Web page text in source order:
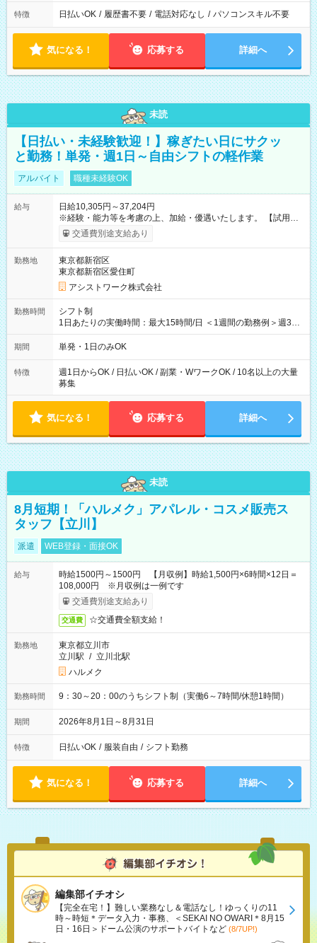
特徴 日払いOK / 履歴書不要 / 電話対応なし / パソコンスキル不要
気になる！ 応募する 詳細へ
未読
【日払い・未経験歓迎！】稼ぎたい日にサクッ
と勤務！単発・週1日～自由シフトの軽作業
アルバイト 職種未経験OK
給与
日給10,305円～37,204円
※経験・能力等を考慮の上、加給・優遇いたします。 【試用期
間】試用期間なし
交通費別途支給あり
勤務地
東京都新宿区
東京都新宿区愛住町
アシストワーク株式会社
勤務時間
シフト制
1日あたりの実働時間：最大15時間/日 ＜1週間の勤務例＞週3回
勤務 勤務：月・水・金 休み：火・木・土・日 好きな時にお仕事
可能です！ ※1日あたりの最大実働時間は日勤、夜勤共に勤務し
期間 単発・1日のみOK
特徴
週1日からOK / 日払いOK / 副業・WワークOK / 10名以上の大量
募集
気になる！ 応募する 詳細へ
未読
8月短期！「ハルメク」アパレル・コスメ販売ス
タッフ【立川】
派遣 WEB登録・面接OK
給与
時給1500円～1500円 【月収例】時給1,500円×6時間×12日＝
108,000円 ※月収例は一例です
交通費別途支給あり
交通費 ☆交通費全額支給！
勤務地
東京都立川市
立川駅 / 立川北駅
ハルメク
勤務時間 9：30～20：00のうちシフト制（実働6～7時間/休憩1時間）
期間 2026年8月1日～8月31日
特徴 日払いOK / 服装自由 / シフト勤務
気になる！ 応募する 詳細へ
編集部イチオシ
【完全在宅！】難しい業務なし＆電話なし！ゆっくりの11
時～時短＊データ入力・事務、＜SEKAI NO OWARI＊8月15
日・16日＞ドーム公演のサポートバイトなど (8/7UP!)